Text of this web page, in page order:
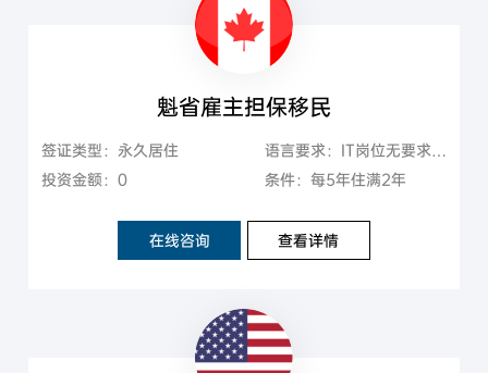
魁省雇主担保移民
签证类型：永久居住
投资金额：0
条件：每5年住满2年
在线咨询 查看详情